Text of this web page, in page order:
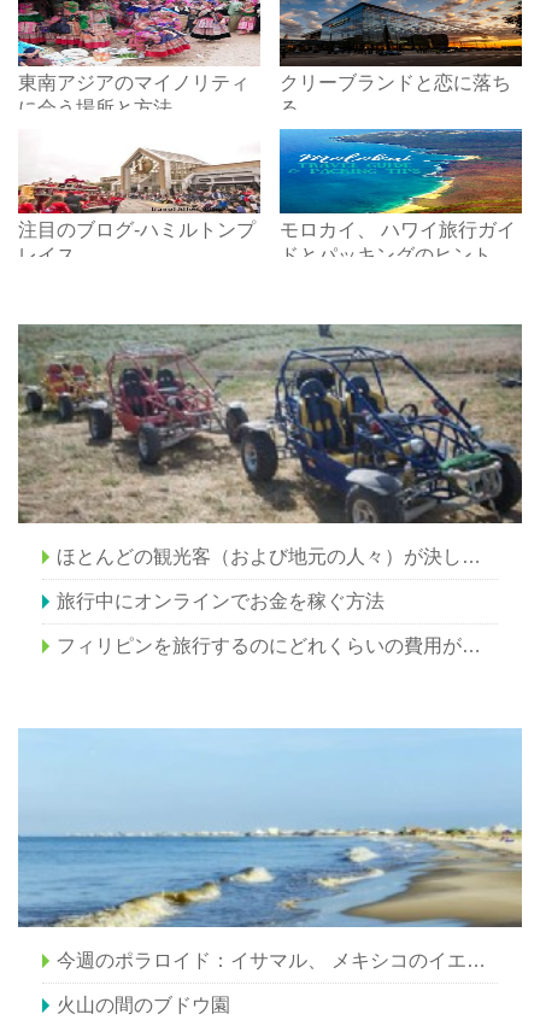
東南アジアのマイノリティ
に会う場所と方法
クリーブランドと恋に落ち
る
注目のブログ-ハミルトンプ
レイス
モロカイ、 ハワイ旅行ガイ
ドとパッキングのヒント
ほとんどの観光客（および地元の人々）が決してしないニューヨークの5つのアトラクション–パートII
旅行中にオンラインでお金を稼ぐ方法
フィリピンを旅行するのにどれくらいの費用がかかりますか
今週のポラロイド：イサマル、 メキシコのイエローシティ
火山の間のブドウ園